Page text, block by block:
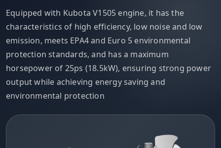
Equipped with Kubota V1505 engine, it has the
characteristics of high efficiency, low noise and low
emission, meets EPA4 and Euro 5 environmental
protection standards, and has a maximum
horsepower of 25ps (18.5kW), ensuring strong power
output while achieving energy saving and
environmental protection